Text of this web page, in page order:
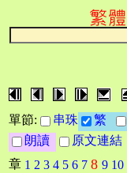
單節: 串珠 繁
朗讀
原文連結
章 1 2 3 4 5 6 7 8 9 10